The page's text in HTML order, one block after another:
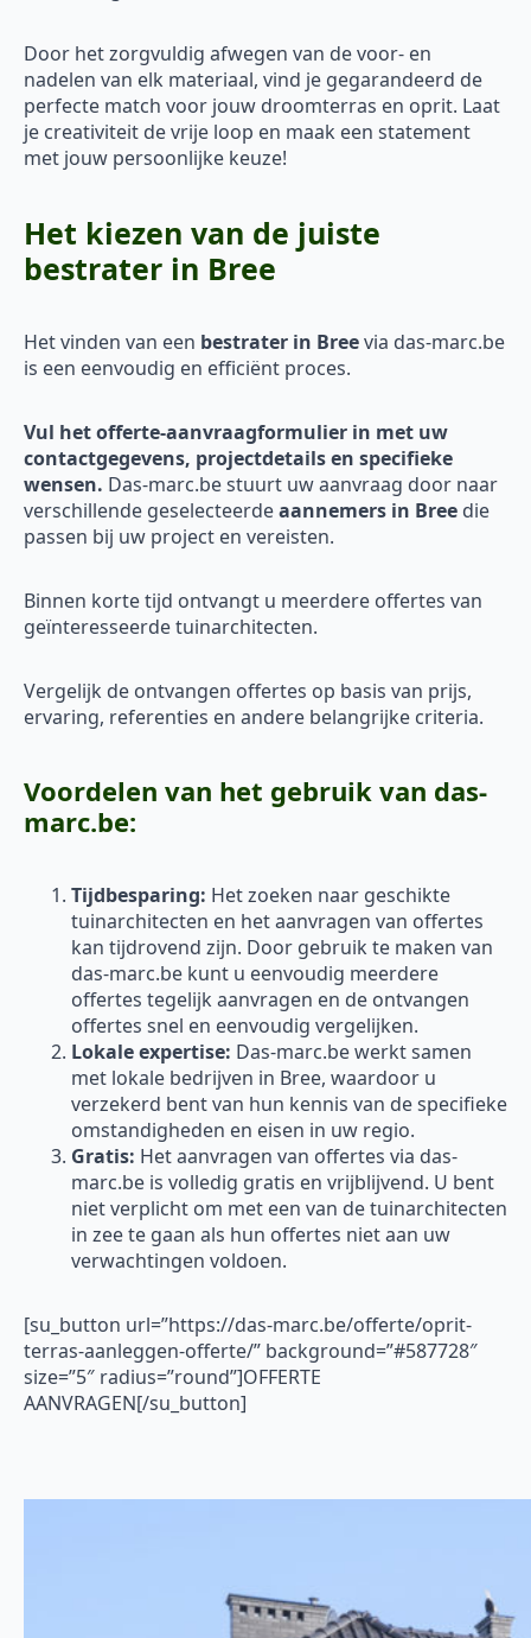
Door het zorgvuldig afwegen van de voor- en
nadelen van elk materiaal, vind je gegarandeerd de
perfecte match voor jouw droomterras en oprit. Laat
je creativiteit de vrije loop en maak een statement
met jouw persoonlijke keuze!
Het kiezen van de juiste
bestrater in Bree
Het vinden van een bestrater in Breevia das-marc.be
is een eenvoudig en efficiënt proces.
Vul het offerte-aanvraagformulier in met uw
contactgegevens, projectdetails en specifieke
wensen. Das-marc.be stuurt uw aanvraag door naar
verschillende geselecteerdeaannemers in Bree die
passen bij uw project en vereisten.
Binnen korte tijd ontvangt u meerdere offertes van
geïnteresseerde tuinarchitecten.
Vergelijk de ontvangen offertes op basis van prijs,
ervaring, referenties en andere belangrijke criteria.
Voordelen van het gebruik van das-
marc.be:
Tijdbesparing: Het zoeken naar geschikte
tuinarchitecten en het aanvragen van offertes
kan tijdrovend zijn. Door gebruik te maken van
das-marc.be kunt u eenvoudig meerdere
offertes tegelijk aanvragen en de ontvangen
offertes snel en eenvoudig vergelijken.
Lokale expertise: Das-marc.be werkt samen
met lokale bedrijven in Bree, waardoor u
verzekerd bent van hun kennis van de specifieke
omstandigheden en eisen in uw regio.
Gratis: Het aanvragen van offertes via das-
marc.be is volledig gratis en vrijblijvend. U bent
niet verplicht om met een van de tuinarchitecten
in zee te gaan als hun offertes niet aan uw
verwachtingen voldoen.
[su_button url=”https://das-marc.be/offerte/oprit-
terras-aanleggen-offerte/” background=”#587728″
size=”5″ radius=”round”]OFFERTE
AANVRAGEN[/su_button]